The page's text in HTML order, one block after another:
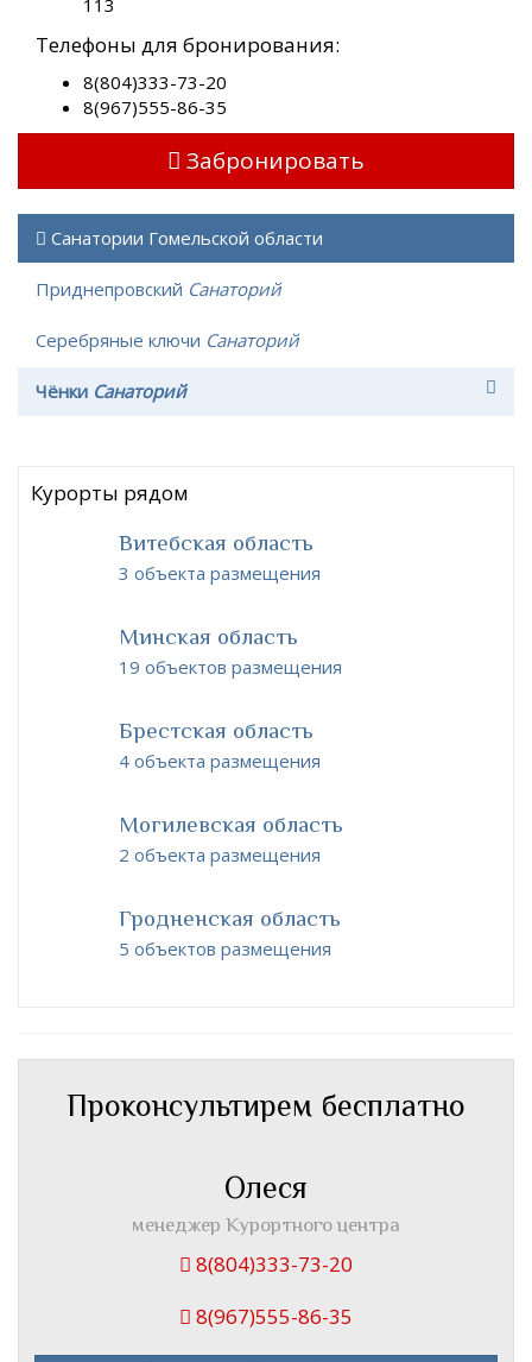
113
Телефоны для бронирования:
8(804)333-73-20
8(967)555-86-35
Забронировать
Санатории Гомельской области
Приднепровский Санаторий
Серебряные ключи Санаторий
Чёнки Санаторий
Курорты рядом
Витебская область
3 объекта размещения
Минская область
19 объектов размещения
Брестская область
4 объекта размещения
Могилевская область
2 объекта размещения
Гродненская область
5 объектов размещения
Проконсультирем бесплатно
Олеся
менеджер Курортного центра
8(804)333-73-20
8(967)555-86-35